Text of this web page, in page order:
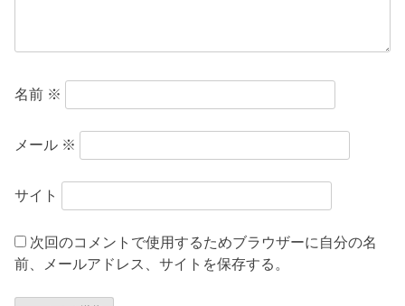
名前 ※
メール ※
サイト
次回のコメントで使用するためブラウザーに自分の名
前、メールアドレス、サイトを保存する。